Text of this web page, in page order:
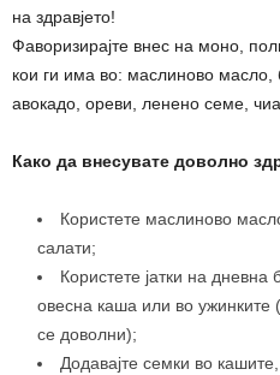
на здравјето!
Фаворизирајте внес на моно,
кои ги има во: маслиново масло,
авокадо, ореви, ленено семе,
Како да внесувате доволно
Користете маслиново
салати;
Користете јатки на дневна
овесна каша или во ужинките
се доволни);
Додавајте семки во